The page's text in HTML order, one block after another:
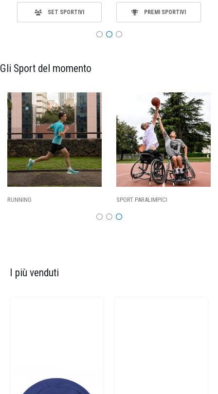
SET SPORTIVI PREMI SPORTIVI
Gli Sport del momento
SPORT PARALIMPICI CALCIO
I più venduti